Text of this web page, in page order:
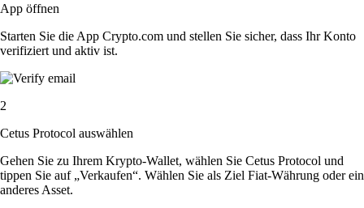
App öffnen
Starten Sie die App Crypto.com und stellen Sie sicher, dass Ihr Konto
verifiziert und aktiv ist.
2
Cetus Protocol auswählen
Gehen Sie zu Ihrem Krypto-Wallet, wählen Sie Cetus Protocol und
tippen Sie auf „Verkaufen“. Wählen Sie als Ziel Fiat-Währung oder ein
anderes Asset.